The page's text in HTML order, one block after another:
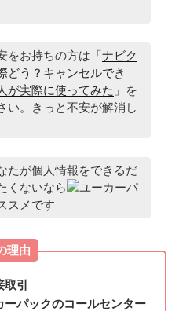
をお持ちの方は「ナビク
どう？キャンセルでき
が実際に使ってみた 」を
い。きっと不安が解消し
たが個人情報をできるだ
くないなら
ユーカーパ
スメです
理由
引
ーパックのコールセンター